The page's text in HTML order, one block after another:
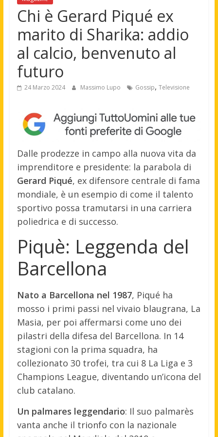
Chi è Gerard Piqué ex
marito di Sharika: addio
al calcio, benvenuto al
futuro
24 Marzo 2024 Massimo Lupo Gossip, Televisione
Dalle prodezze in campo alla nuova vita da
imprenditore e presidente: la parabola di
Gerard Piqué, ex difensore centrale di fama
mondiale, è un esempio di come il talento
sportivo possa tramutarsi in una carriera
poliedrica e di successo.
Piquè: Leggenda del
Barcellona
Nato a Barcellona nel 1987, Piqué ha
mosso i primi passi nel vivaio blaugrana, La
Masia, per poi affermarsi come uno dei
pilastri della difesa del Barcellona. In 14
stagioni con la prima squadra, ha
collezionato 30 trofei, tra cui 8 La Liga e 3
Champions League, diventando un’icona del
club catalano.
Un palmares leggendario: Il suo palmarès
vanta anche il trionfo con la nazionale